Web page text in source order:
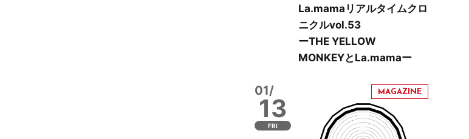
La.mamaリアルタイムクロ
ニクルvol.53
ーTHE YELLOW
MONKEYとLa.mamaー
01/
13
FRI